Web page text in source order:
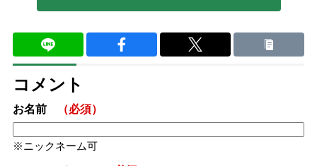
コメント
お名前 （必須）
ニックネーム可